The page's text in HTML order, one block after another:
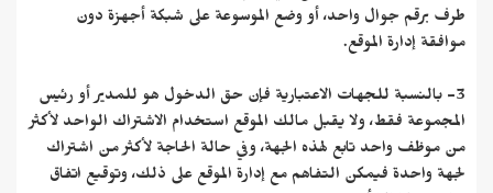
طرف برقم جوال واحد، أو وضع الموسوعة على شبكة أجهزة دون
موافقة إدارة الموقع.
3- بالنسبة للجهات الاعتبارية فإن حق الدخول هو للمدير أو رئيس
المجموعة فقط، ولا يقبل مالك الموقع استخدام الاشتراك الواحد لأكثر
من موظف واحد تابع لهذه الجهة، وفي حالة الحاجة لأكثر من اشتراك
لجهة واحدة فيمكن التفاهم مع إدارة الموقع على ذلك، وتوقيع اتفاق